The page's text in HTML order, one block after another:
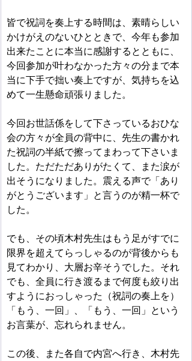
皆で祝詞を奏上する時間は、素晴らしい
かけがえのないひとときで、今年も参加
出来たことに本当に感謝するとともに、
今回参加が叶わなかった方々の分まで本
当に下手で拙い奏上ですが、気持ちを込
めて一生懸命頑張りました。
今回お世話係をして下さっているおひな
会の方々が全員の背中に、先生の書かれ
た祝詞の半紙で擦ってまわって下さいま
した。ただただありがたくて、また涙が
出そうになりました。震える声で「あり
がとうございます」と言うのが精一杯で
した。
でも、その頃木村先生はもう足がすでに
限界を超えてらっしゃるのが背後からも
見てわかり、大層お辛そうでした。それ
でも、全員に行き渡るまで何度も絞り出
すようにおっしゃった（祝詞の奏上を）
「もう、一回」、「もう、一回」という
お言葉が、忘れられません。
この後、また各自で内宮へ行き、木村先